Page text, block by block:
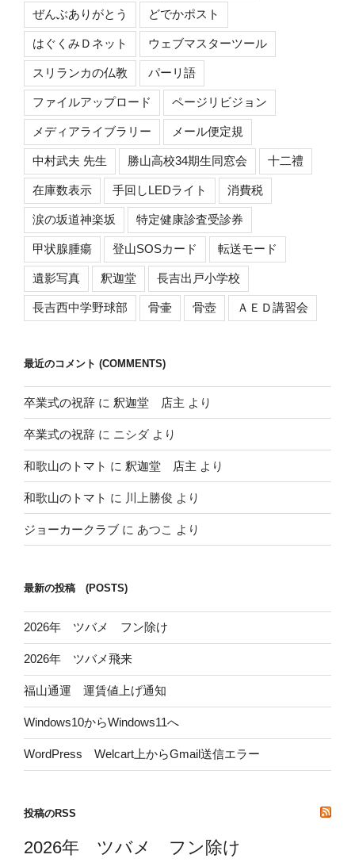
ぜんぶありがとう どでかポスト
はぐくみＤネット ウェブマスターツール
スリランカの仏教 パーリ語
ファイルアップロード ページリビジョン
メディアライブラリー メール便定規
中村武夫 先生 勝山高校34期生同窓会 十二禮
在庫数表示 手回しLEDライト 消費税
涙の坂道神楽坂 特定健康診査受診券
甲状腺腫瘍 登山SOSカード 転送モード
遺影写真 釈迦堂 長吉出戸小学校
長吉西中学野球部 骨壷 骨壺 ＡＥＤ講習会
最近のコメント (COMMENTS)
卒業式の祝辞 に 釈迦堂 店主 より
卒業式の祝辞 に ニシダ より
和歌山のトマト に 釈迦堂 店主 より
和歌山のトマト に 川上勝俊 より
ジョーカークラブ に あつこ より
最新の投稿 (POSTS)
2026年 ツバメ フン除け
2026年 ツバメ飛来
福山通運 運賃値上げ通知
Windows10からWindows11へ
WordPress Welcart上からGmail送信エラー
投稿のRSS
2026年 ツバメ フン除け